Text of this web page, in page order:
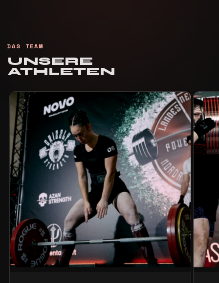
DAS TEAM
UNSERE
ATHLETEN